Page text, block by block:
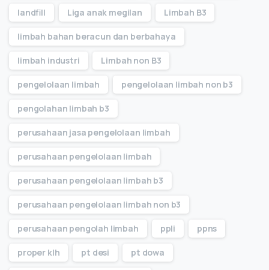
landfill Liga anak megilan Limbah B3
limbah bahan beracun dan berbahaya
limbah industri Limbah non B3
pengelolaan limbah pengelolaan limbah non b3
pengolahan limbah b3
perusahaan jasa pengelolaan limbah
perusahaan pengelolaan limbah
perusahaan pengelolaan limbah b3
perusahaan pengelolaan limbah non b3
perusahaan pengolah limbah ppli ppns
proper klh pt desi pt dowa